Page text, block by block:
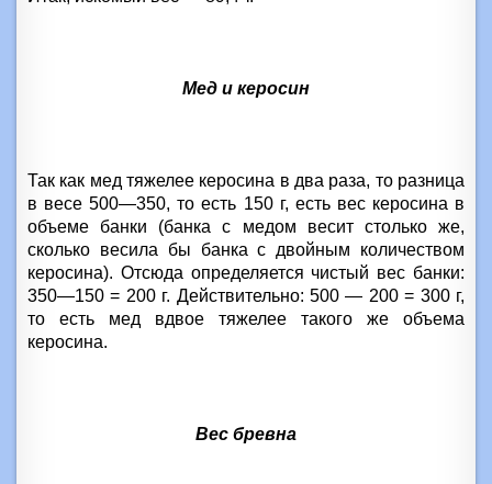
Мед и керосин
Так как мед тяжелее керосина в два раза, то разница
в весе 500—350, то есть 150 г, есть вес керосина в
объеме банки (банка с медом весит столько же,
сколько весила бы банка с двойным количеством
керосина). Отсюда определяется чистый вес банки:
350—150 = 200 г. Действительно: 500 — 200 = 300 г,
то есть мед вдвое тяжелее такого же объема
керосина.
Вес бревна